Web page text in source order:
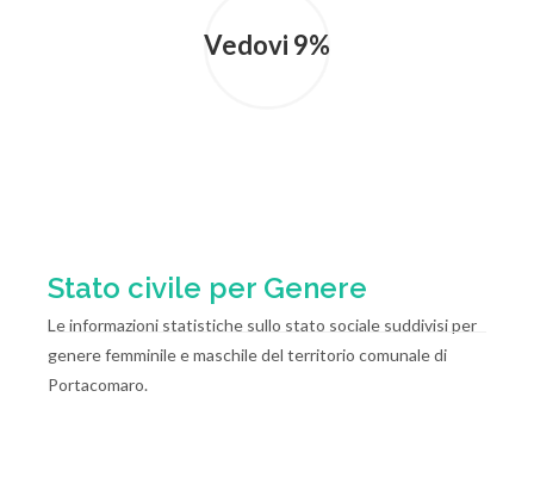
Vedovi 9%
Stato civile per Genere
Le informazioni statistiche sullo stato sociale suddivisi per
genere femminile e maschile del territorio comunale di
Portacomaro.